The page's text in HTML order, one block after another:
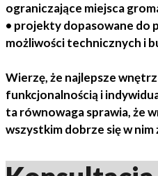
ograniczające miejsca
• projekty dopasowane do
możliwości technicznych i
Wierzę, że najlepsze
funkcjonalnością i
ta równowaga sprawia, że
wszystkim dobrze się w nim